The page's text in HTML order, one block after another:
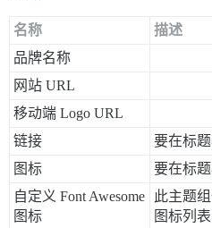
名称
描述
品牌名称
网站 URL
移动端 Logo URL
链接
要在标
图标
要在标
自定义 Font Awesome
图标
此主题
图标列表